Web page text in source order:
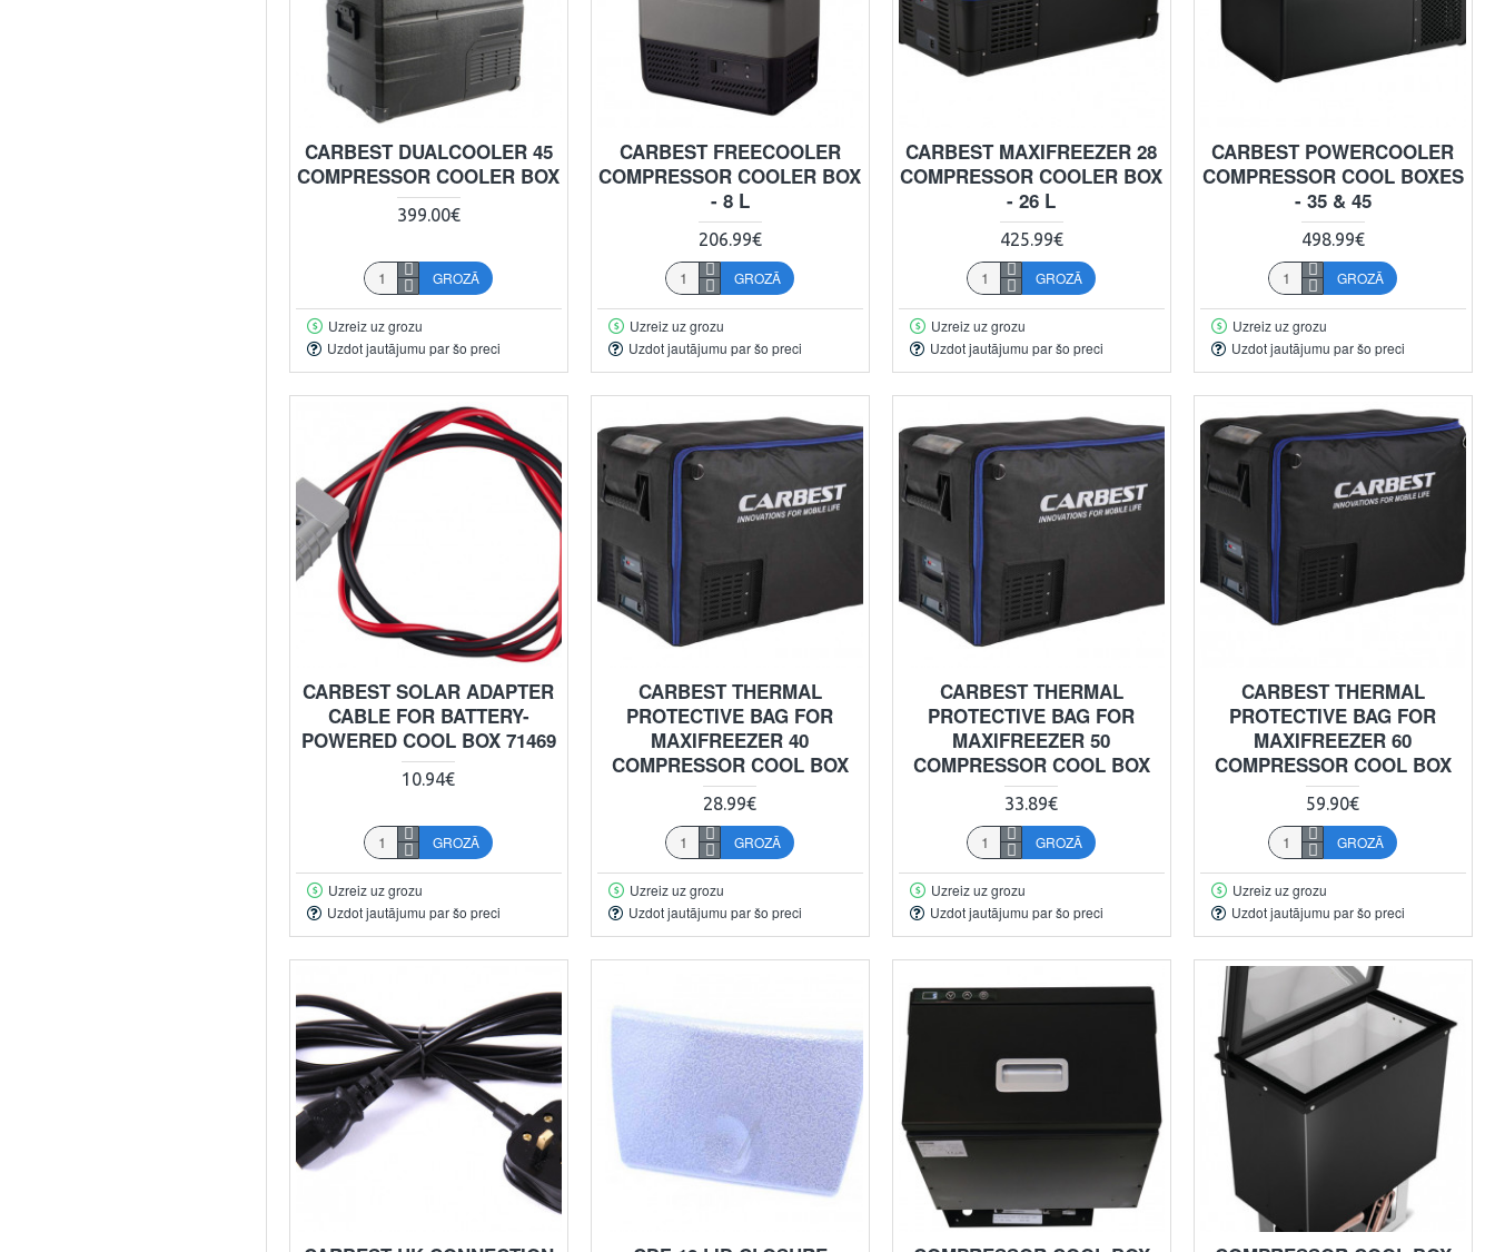
CARBEST DUALCOOLER 45
COMPRESSOR COOLER BOX
399.00€
GROZĀ
Uzreiz uz grozu
Uzdot jautājumu par šo preci
CARBEST FREECOOLER
COMPRESSOR COOLER BOX
- 8 L
206.99€
GROZĀ
Uzreiz uz grozu
Uzdot jautājumu par šo preci
CARBEST MAXIFREEZER 28
COMPRESSOR COOLER BOX
- 26 L
425.99€
GROZĀ
Uzreiz uz grozu
Uzdot jautājumu par šo preci
CARBEST POWERCOOLER
COMPRESSOR COOL BOXES
- 35 & 45
498.99€
GROZĀ
Uzreiz uz grozu
Uzdot jautājumu par šo preci
CARBEST SOLAR ADAPTER
CABLE FOR BATTERY-
POWERED COOL BOX 71469
10.94€
GROZĀ
Uzreiz uz grozu
Uzdot jautājumu par šo preci
CARBEST THERMAL
PROTECTIVE BAG FOR
MAXIFREEZER 40
COMPRESSOR COOL BOX
28.99€
GROZĀ
Uzreiz uz grozu
Uzdot jautājumu par šo preci
CARBEST THERMAL
PROTECTIVE BAG FOR
MAXIFREEZER 50
COMPRESSOR COOL BOX
33.89€
GROZĀ
Uzreiz uz grozu
Uzdot jautājumu par šo preci
CARBEST THERMAL
PROTECTIVE BAG FOR
MAXIFREEZER 60
COMPRESSOR COOL BOX
59.90€
GROZĀ
Uzreiz uz grozu
Uzdot jautājumu par šo preci